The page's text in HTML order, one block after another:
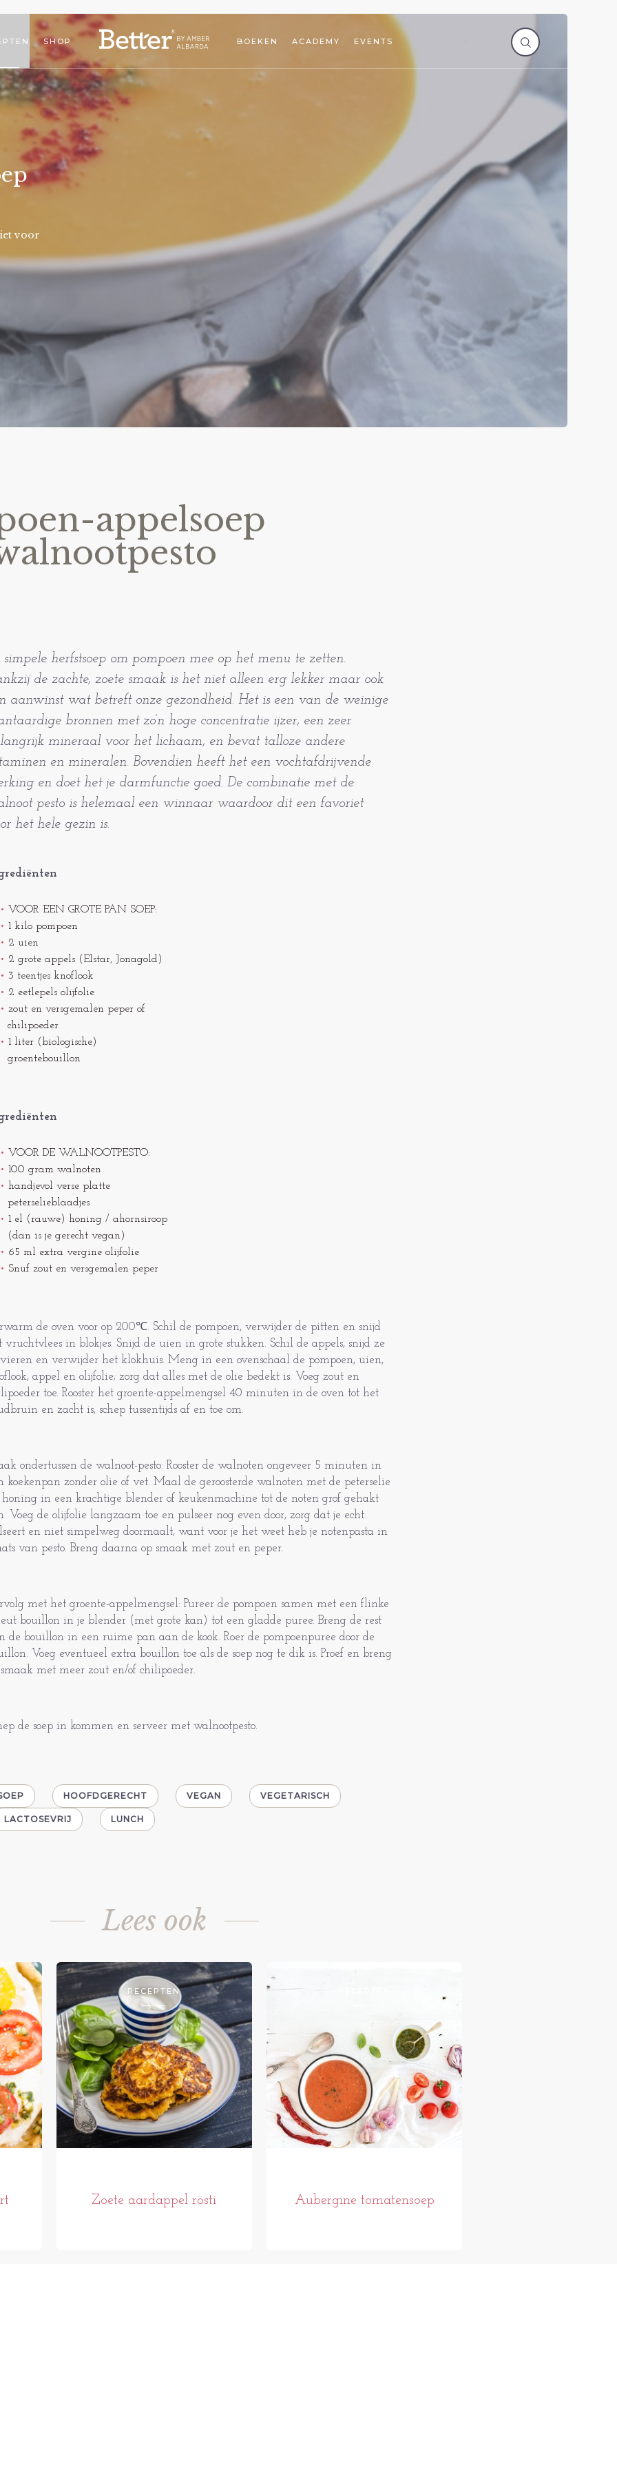
SHOP BOEKEN ACADEMY EVENTS
voor
appelsoep
simpele herfstsoep om pompoen mee op het menu te zetten.
de zachte, zoete smaak is het niet alleen erg lekker maar ook
aanwinst wat betreft onze gezondheid. Het is een van de weinige
bronnen met zo’n hoge concentratie ijzer, een zeer
mineraal voor het lichaam, en bevat talloze andere
en mineralen. Bovendien heeft het een vochtafdrijvende
en doet het je darmfunctie goed. De combinatie met de
pesto is helemaal een winnaar waardoor dit een favoriet
het hele gezin is.
VOOR EEN GROTE PAN SOEP:
1 kilo pompoen
2 uien
2 grote appels (Elstar, Jonagold)
3 teentjes knoflook
2 eetlepels olijfolie
zout en versgemalen peper of
chilipoeder
1 liter (biologische)
groentebouillon
VOOR DE WALNOOTPESTO:
100 gram walnoten
handjevol verse platte
peterselieblaadjes
1 el (rauwe) honing / ahornsiroop
(dan is je gerecht vegan)
65 ml extra vergine olijfolie
Snuf zout en versgemalen peper
de oven voor op 200℃. Schil de pompoen, verwijder de pitten en snijd
vruchtvlees in blokjes. Snijd de uien in grote stukken. Schil de appels, snijd ze
en verwijder het klokhuis. Meng in een ovenschaal de pompoen, uien,
appel en olijfolie; zorg dat alles met de olie bedekt is. Voeg zout en
toe. Rooster het groente-appelmengsel 40 minuten in de oven tot het
en zacht is, schep tussentijds af en toe om.
ondertussen de walnoot-pesto: Rooster de walnoten ongeveer 5 minuten in
koekenpan zonder olie of vet. Maal de geroosterde walnoten met de peterselie
in een krachtige blender of keukenmachine tot de noten grof gehakt
Voeg de olijfolie langzaam toe en pulseer nog even door, zorg dat je echt
en niet simpelweg doormaalt, want voor je het weet heb je notenpasta in
van pesto. Breng daarna op smaak met zout en peper.
met het groente-appelmengsel: Pureer de pompoen samen met een flinke
bouillon in je blender (met grote kan) tot een gladde puree. Breng de rest
de bouillon in een ruime pan aan de kook. Roer de pompoenpuree door de
Voeg eventueel extra bouillon toe als de soep nog te dik is. Proef en breng
met meer zout en/of chilipoeder.
de soep in kommen en serveer met walnootpesto.
HOOFDGERECHT VEGAN VEGETARISCH
LACTOSEVRIJ LUNCH
Lees ook
RECEPTEN
Zoete aardappel rösti Aubergine tomatensoep